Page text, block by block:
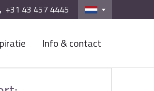
+31 43 457 4445
Info & contact